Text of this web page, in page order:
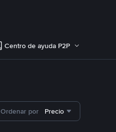
Centro de ayuda P2P
Ordenar por Precio